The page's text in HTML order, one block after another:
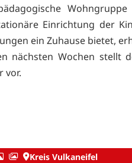
Einrichtung der
ein Zuhause bietet,
nächsten Wochen stellt
vor.
Kreis Vulkaneifel